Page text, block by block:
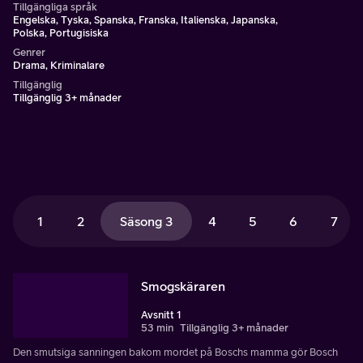
Tillgängliga språk
Engelska, Tyska, Spanska, Franska, Italienska, Japanska,
Polska, Portugisiska
Genrer
Drama, Kriminalare
Tillgänglig
Tillgänglig 3+ månader
1 2 Säsong 3 4 5 6 7
Smogskäraren
Avsnitt 1
53 min Tillgänglig 3+ månader
Den smutsiga sanningen bakom mordet på Boschs mamma gör Bosch